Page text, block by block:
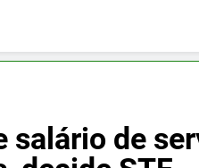
salário de